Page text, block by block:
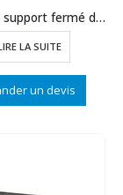
Porte pour support fermé d’oite
LA SUITE
un devis